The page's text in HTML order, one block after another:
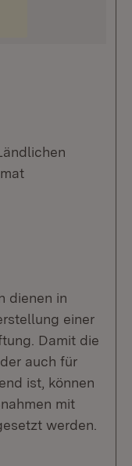
dienen in
einer
Damit die
auch für
ist, können
mit
werden.